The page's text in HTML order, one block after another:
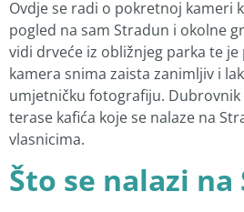
Ovdje se radi o pokretnoj kameri
pogled na sam Stradun i okolne
vidi drveće iz obližnjeg parka te
kamera snima zaista zanimljiv i
umjetničku fotografiju. Dubrovnik
terase kafića koje se nalaze na
vlasnicima.
Što se nalazi